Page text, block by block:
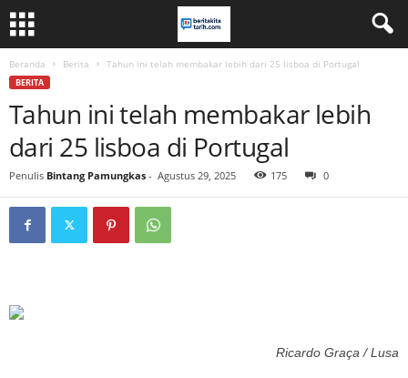
Beranda Berita Tahun ini telah membakar lebih dari 25 lisboa di Portugal
BERITA
Tahun ini telah membakar lebih
dari 25 lisboa di Portugal
Penulis Bintang Pamungkas - Agustus 29, 2025 175 0
Ricardo Graça / Lusa